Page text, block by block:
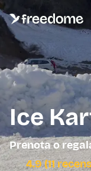
Ice
Prenota o
4.9 (11